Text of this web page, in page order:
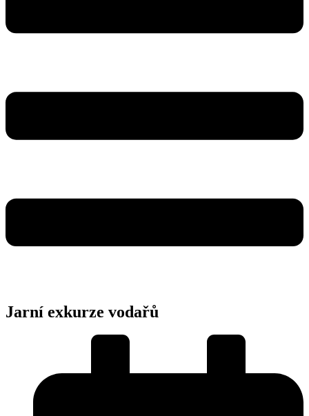
Jarní exkurze vodařů